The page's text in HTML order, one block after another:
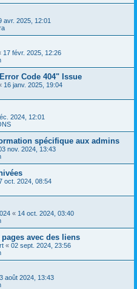
avr. 2025, 12:01
17 févr. 2025, 12:26
Code 404" Issue
16 janv. 2025, 19:04
2024, 12:01
spécifique aux admins
nov. 2024, 13:43
oct. 2024, 08:54
« 14 oct. 2024, 03:40
avec des liens
« 02 sept. 2024, 23:56
août 2024, 13:43